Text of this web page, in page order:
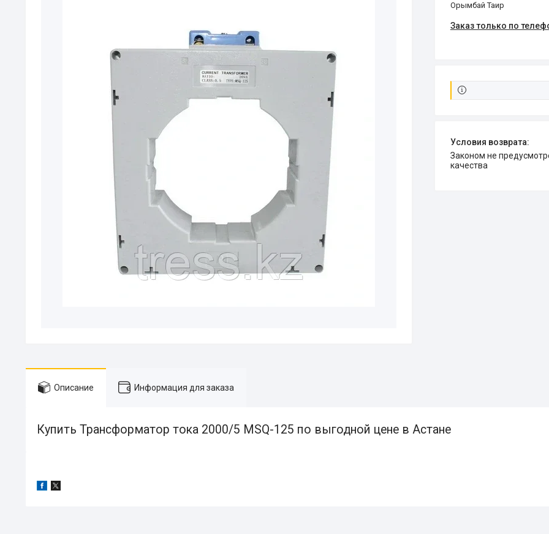
Орымбай Таир
Заказ только по
Законом не предусмотрен возврат и обмен данного товара надлежащего
качества
Описание Информация для заказа
Купить Трансформатор тока 2000/5 MSQ-125 по выгодной цене в Астане